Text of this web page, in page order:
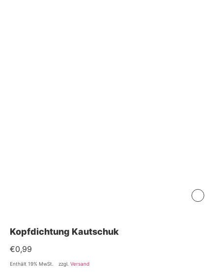
Kopfdichtung Kautschuk
€0,99
Enthält 19% MwSt. zzgl. Versand